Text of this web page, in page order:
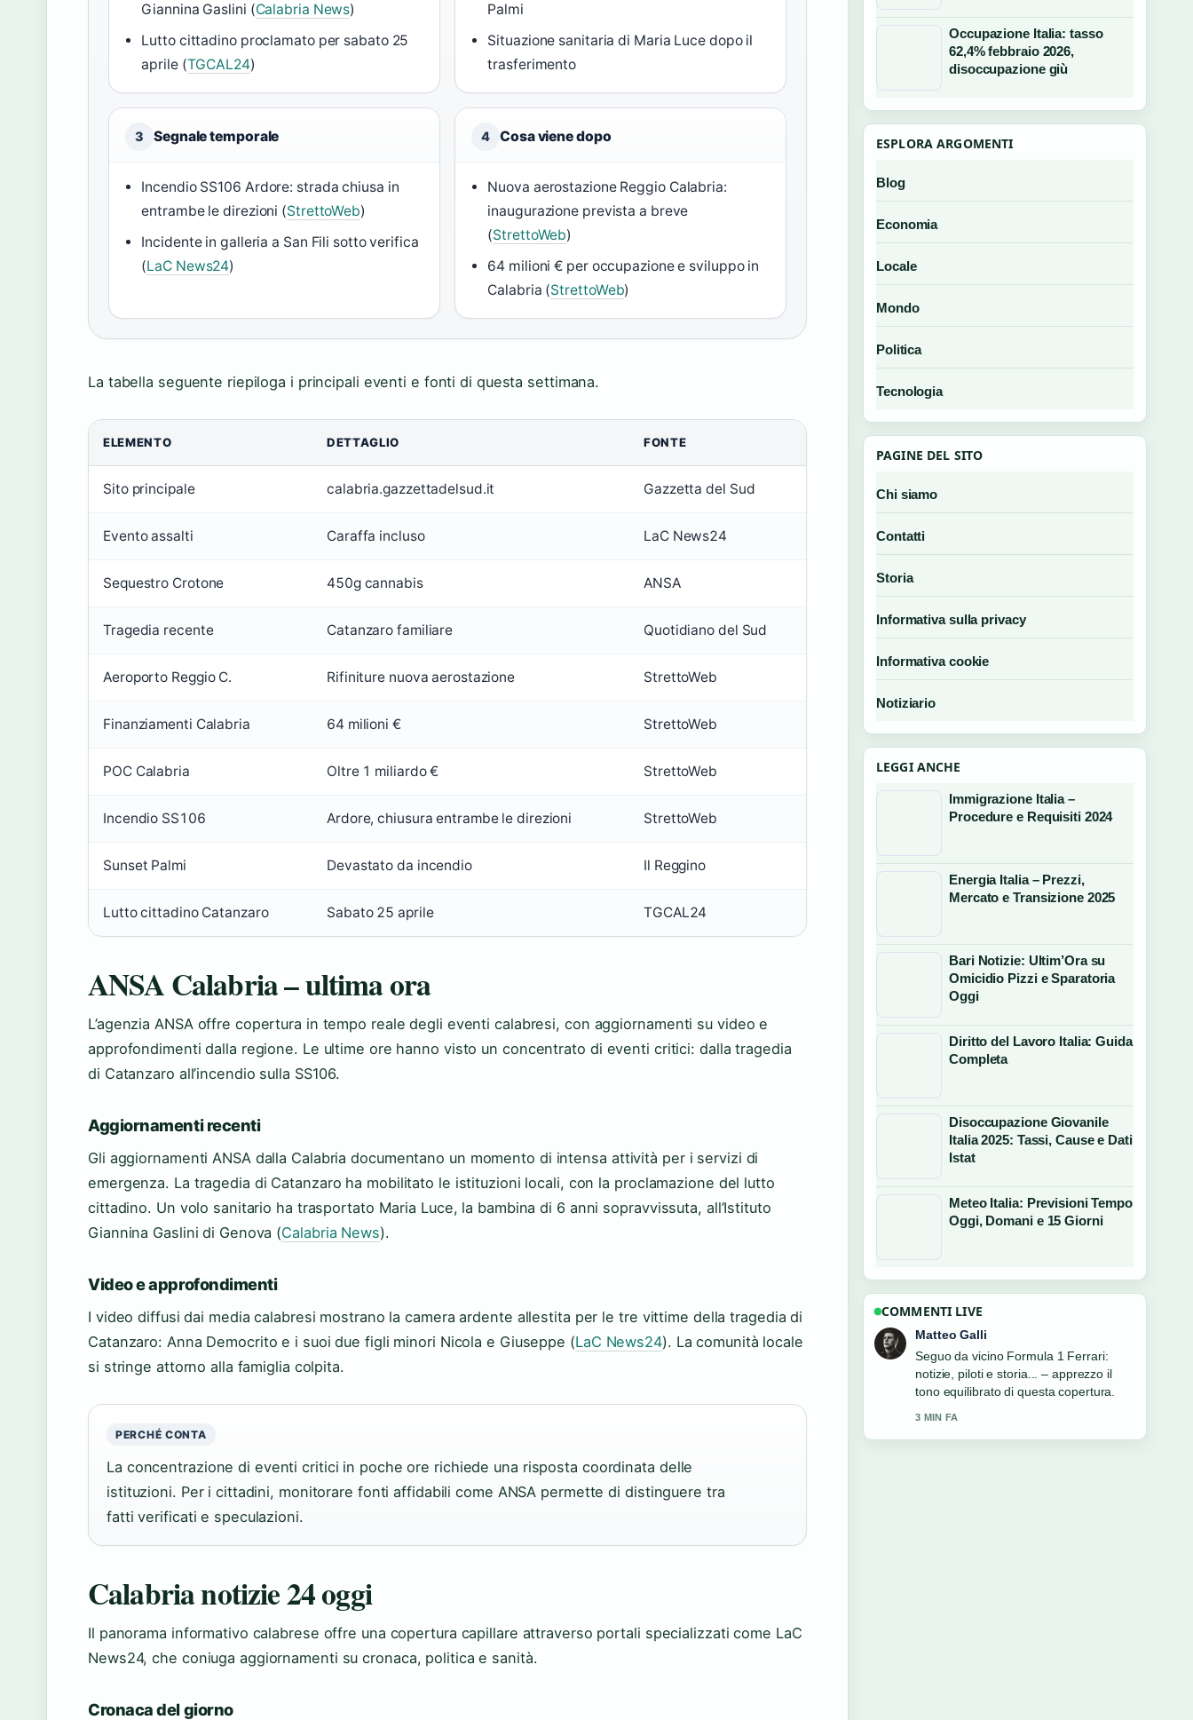
Giannina Gaslini (Calabria News)
Lutto cittadino proclamato per sabato 25
aprile (TGCAL24)
Palmi
Situazione sanitaria di Maria Luce dopo il
trasferimento
3 Segnale temporale
Incendio SS106 Ardore: strada chiusa in
entrambe le direzioni (StrettoWeb)
Incidente in galleria a San Fili sotto verifica
(LaC News24)
4 Cosa viene dopo
Nuova aerostazione Reggio Calabria:
inaugurazione prevista a breve
(StrettoWeb)
64 milioni € per occupazione e sviluppo in
Calabria (StrettoWeb)
La tabella seguente riepiloga i principali eventi e fonti di questa settimana.
ELEMENTO DETTAGLIO FONTE
Sito principale calabria.gazzettadelsud.it Gazzetta del Sud
Evento assalti Caraffa incluso LaC News24
Sequestro Crotone 450g cannabis ANSA
Tragedia recente Catanzaro familiare Quotidiano del Sud
Aeroporto Reggio C. Rifiniture nuova aerostazione StrettoWeb
Finanziamenti Calabria 64 milioni € StrettoWeb
POC Calabria Oltre 1 miliardo € StrettoWeb
Incendio SS106 Ardore, chiusura entrambe le direzioni StrettoWeb
Sunset Palmi Devastato da incendio Il Reggino
Lutto cittadino Catanzaro Sabato 25 aprile TGCAL24
ANSA Calabria – ultima ora
L’agenzia ANSA offre copertura in tempo reale degli eventi calabresi, con aggiornamenti su video e
approfondimenti dalla regione. Le ultime ore hanno visto un concentrato di eventi critici: dalla tragedia
di Catanzaro all’incendio sulla SS106.
Aggiornamenti recenti
Gli aggiornamenti ANSA dalla Calabria documentano un momento di intensa attività per i servizi di
emergenza. La tragedia di Catanzaro ha mobilitato le istituzioni locali, con la proclamazione del lutto
cittadino. Un volo sanitario ha trasportato Maria Luce, la bambina di 6 anni sopravvissuta, all’Istituto
Giannina Gaslini di Genova (Calabria News).
Video e approfondimenti
I video diffusi dai media calabresi mostrano la camera ardente allestita per le tre vittime della tragedia di
Catanzaro: Anna Democrito e i suoi due figli minori Nicola e Giuseppe (LaC News24). La comunità locale
si stringe attorno alla famiglia colpita.
PERCHÉ CONTA
La concentrazione di eventi critici in poche ore richiede una risposta coordinata delle
istituzioni. Per i cittadini, monitorare fonti affidabili come ANSA permette di distinguere tra
fatti verificati e speculazioni.
Calabria notizie 24 oggi
Il panorama informativo calabrese offre una copertura capillare attraverso portali specializzati come LaC
News24, che coniuga aggiornamenti su cronaca, politica e sanità.
Cronaca del giorno
Occupazione Italia: tasso
62,4% febbraio 2026,
disoccupazione giù
ESPLORA ARGOMENTI
Blog
Economia
Locale
Mondo
Politica
Tecnologia
PAGINE DEL SITO
Chi siamo
Contatti
Storia
Informativa sulla privacy
Informativa cookie
Notiziario
LEGGI ANCHE
Immigrazione Italia –
Procedure e Requisiti 2024
Energia Italia – Prezzi,
Mercato e Transizione 2025
Bari Notizie: Ultim’Ora su
Omicidio Pizzi e Sparatoria
Oggi
Diritto del Lavoro Italia: Guida
Completa
Disoccupazione Giovanile
Italia 2025: Tassi, Cause e Dati
Istat
Meteo Italia: Previsioni Tempo
Oggi, Domani e 15 Giorni
COMMENTI LIVE
Matteo Galli
Seguo da vicino Formula 1 Ferrari:
notizie, piloti e storia... – apprezzo il
tono equilibrato di questa copertura.
3 MIN FA